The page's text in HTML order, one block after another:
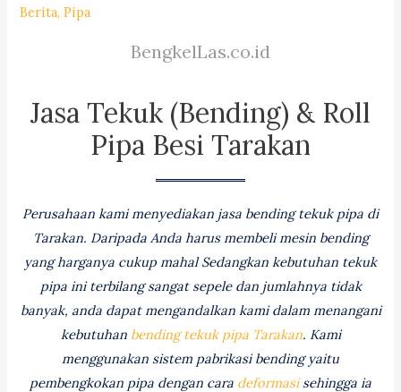
Berita,Pipa
BengkelLas.co.id
Jasa Tekuk (Bending) & Roll
Pipa Besi Tarakan
Perusahaan kami menyediakan jasa bending tekuk pipa di
Tarakan. Daripada Anda harus membeli mesin bending
yang harganya cukup mahal Sedangkan kebutuhan tekuk
pipa ini terbilang sangat sepele dan jumlahnya tidak
banyak, anda dapat mengandalkan kami dalam menangani
kebutuhan bending tekuk pipa Tarakan. Kami
menggunakan sistem pabrikasi bending yaitu
pembengkokan pipa dengan cara deformasisehingga ia